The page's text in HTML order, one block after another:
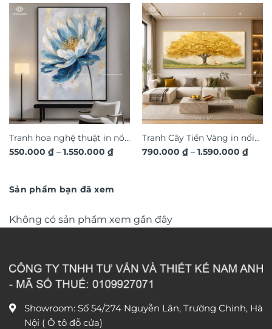
Tranh hoa nghệ thuật in nổi
3D hiệu ứng dát vàng sang
550.000 ₫ – 1.550.000 ₫Khoảng
1.550.000 ₫
Tranh Cây Tiền Vàng in nổi
3D dát vàng ánh kim sang
790.000 ₫ – 1.590.000 ₫
Sản phẩm bạn đã xem
Không có sản phẩm xem gần đây
Showroom: Số 54/274 Nguyễn Lân, Trường Chinh, Hà
Nội ( Ô tô đỗ cửa)